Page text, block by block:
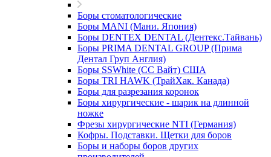
Боры стоматологические
Боры MANI (Мани. Япония)
Боры DENTEX DENTAL (Дентекс.Тайвань)
Боры PRIMA DENTAL GROUP (Прима
Дентал Груп Англия)
Боры SSWhite (СС Вайт) США
Боры TRI HAWK (ТрайХак. Канада)
Боры для разрезания коронок
Боры хирургические - шарик на длинной
ножке
Фрезы хирургические NTI (Германия)
Кофры. Подставки. Щетки для боров
Боры и наборы боров других